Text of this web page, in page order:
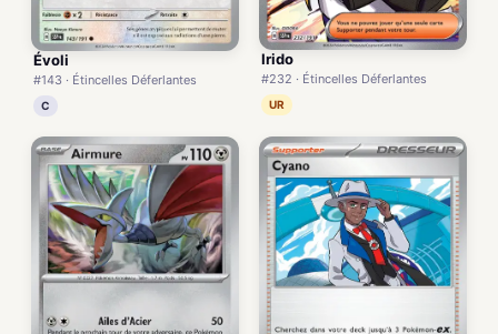
Évoli
#143 · Étincelles Déferlantes
C
Irido
#232 · Étincelles Déferlantes
UR